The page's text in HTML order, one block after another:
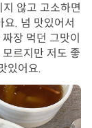
않고 고소하면
. 넘 맛있어서
장 먹던 그맛이
르지만 저도 좋
있어요.